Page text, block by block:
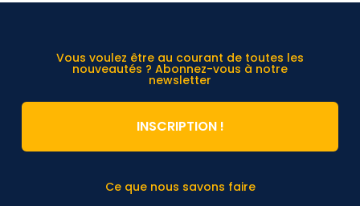
Ce que nous savons faire
Vous voulez être au courant de toutes les
nouveautés ? Abonnez-vous à notre
newsletter
INSCRIPTION !